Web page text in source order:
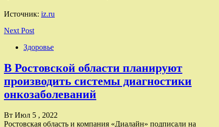
Источник: iz.ru
Next Post
Здоровье
В Ростовской области планируют
производить системы диагностики
онкозаболеваний
Вт Июл 5 , 2022
Ростовская область и компания «Диалайн» подписали на